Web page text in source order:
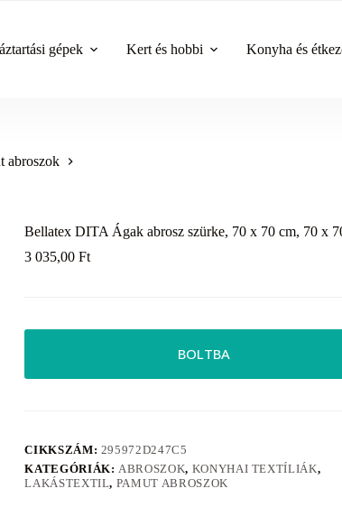
gépek Kert és hobbi Konyha és
abroszok
Bellatex DITA Ágak abrosz szürke, 70 x 70 cm, 70 x
3 035,00Ft
BOLTBA
CIKKSZÁM: 295972D247C5
KATEGÓRIÁK: ABROSZOK, KONYHAI TEXTÍLIÁK,
LAKÁSTEXTIL, PAMUT ABROSZOK